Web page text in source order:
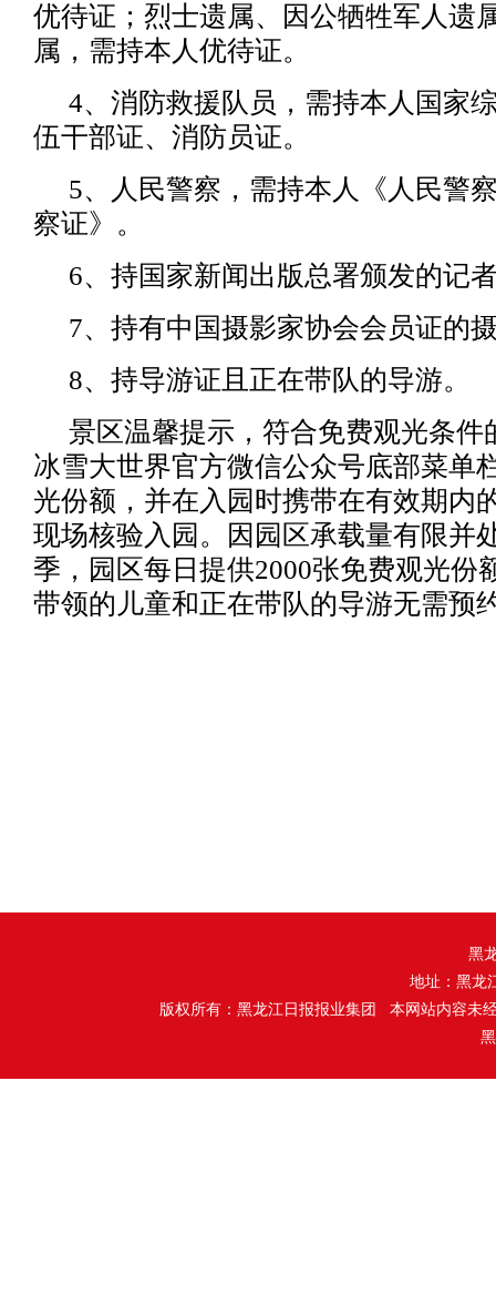
优待证；烈士遗属、因公牺牲军人遗
属，需持本人优待证。
4、消防救援队员，需持本人国家
伍干部证、消防员证。
5、人民警察，需持本人《人民警
察证》。
6、持国家新闻出版总署颁发的记
7、持有中国摄影家协会会员证的
8、持导游证且正在带队的导游。
景区温馨提示，符合免费观光条件
冰雪大世界官方微信公众号底部菜单
光份额，并在入园时携带在有效期内
现场核验入园。因园区承载量有限并
季，园区每日提供2000张免费观光份
带领的儿童和正在带队的导游无需预
黑
地址：黑龙
版权所有：黑龙江日报报业集团 本网站内容未